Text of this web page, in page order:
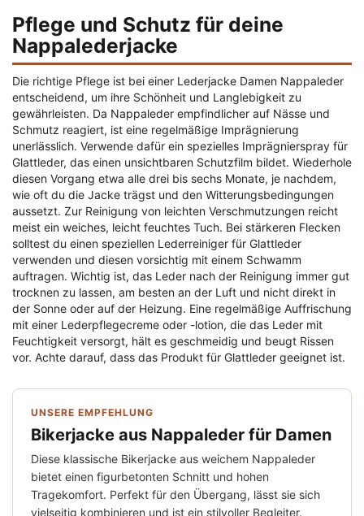
Pflege und Schutz für deine
Nappalederjacke
Die richtige Pflege ist bei einer Lederjacke Damen Nappaleder
entscheidend, um ihre Schönheit und Langlebigkeit zu
gewährleisten. Da Nappaleder empfindlicher auf Nässe und
Schmutz reagiert, ist eine regelmäßige Imprägnierung
unerlässlich. Verwende dafür ein spezielles Imprägnierspray für
Glattleder, das einen unsichtbaren Schutzfilm bildet. Wiederhole
diesen Vorgang etwa alle drei bis sechs Monate, je nachdem,
wie oft du die Jacke trägst und den Witterungsbedingungen
aussetzt. Zur Reinigung von leichten Verschmutzungen reicht
meist ein weiches, leicht feuchtes Tuch. Bei stärkeren Flecken
solltest du einen speziellen Lederreiniger für Glattleder
verwenden und diesen vorsichtig mit einem Schwamm
auftragen. Wichtig ist, das Leder nach der Reinigung immer gut
trocknen zu lassen, am besten an der Luft und nicht direkt in
der Sonne oder auf der Heizung. Eine regelmäßige Auffrischung
mit einer Lederpflegecreme oder -lotion, die das Leder mit
Feuchtigkeit versorgt, hält es geschmeidig und beugt Rissen
vor. Achte darauf, dass das Produkt für Glattleder geeignet ist.
UNSERE EMPFEHLUNG
Bikerjacke aus Nappaleder für Damen
Diese klassische Bikerjacke aus weichem Nappaleder
bietet einen figurbetonten Schnitt und hohen
Tragekomfort. Perfekt für den Übergang, lässt sie sich
vielseitig kombinieren und ist ein stilvoller Begleiter.